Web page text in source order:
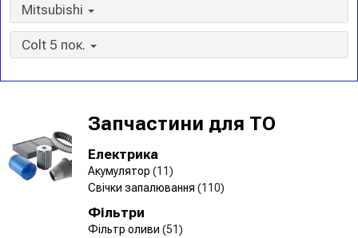
Mitsubishi
Colt 5 пок.
Запчастини для ТО
Електрика
Акумулятор (11)
Свічки запалювання (110)
Фільтри
Фільтр оливи (51)